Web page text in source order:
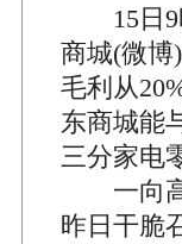
15日9
商城(微博
毛利从
东商城能
三分家电
一向高
昨日干脆